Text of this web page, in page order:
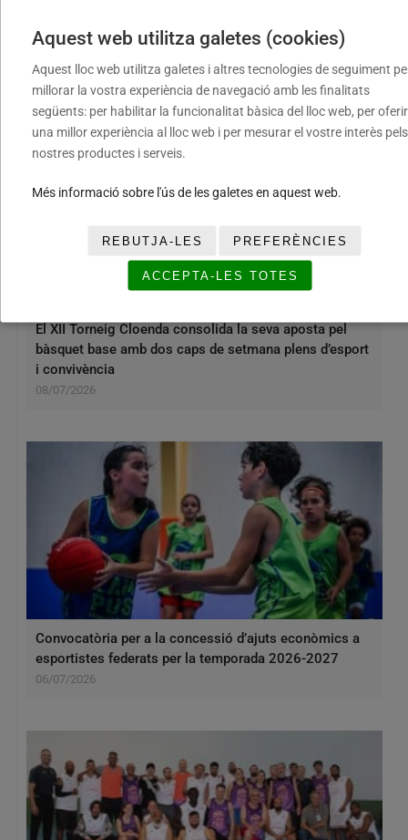
RELACIONADES
El XII Torneig Cloenda consolida la seva aposta pel
bàsquet base amb dos caps de setmana plens d’esport
i convivència
08/07/2026
Convocatòria per a la concessió d’ajuts econòmics a
esportistes federats per la temporada 2026-2027
06/07/2026
Aquest web utilitza galetes (cookies)
Aquest lloc web utilitza galetes i altres tecnologies de seguiment
millorar la vostra experiència de navegació amb les finalitats
següents: per habilitar la funcionalitat bàsica del lloc web, per oferir
una millor experiència al lloc web i per mesurar el vostre interès pels
nostres productes i serveis.
Més informació sobre l'ús de les galetes en aquest web.
REBUTJA-LES PREFERÈNCIES
ACCEPTA-LES TOTES